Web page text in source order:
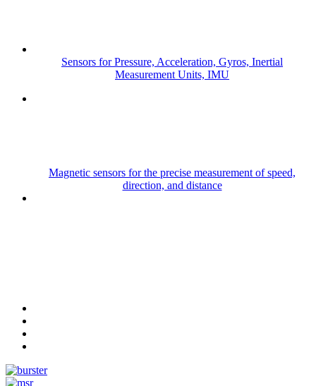
Sensors for Pressure, Acceleration, Gyros, Inertial
Measurement Units, IMU
Magnetic sensors for the precise measurement of speed,
direction, and distance